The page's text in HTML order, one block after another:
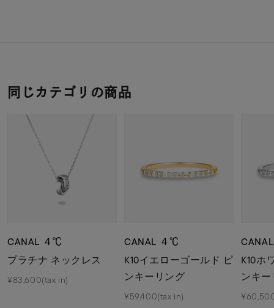
同じカテゴリの商品
CANAL ４℃
プラチナ ネックレス
¥83,600(tax in)
CANAL ４℃
K10イエローゴールド ピ
ンキーリング
¥59,400(tax in)
K10ホ
ンキ